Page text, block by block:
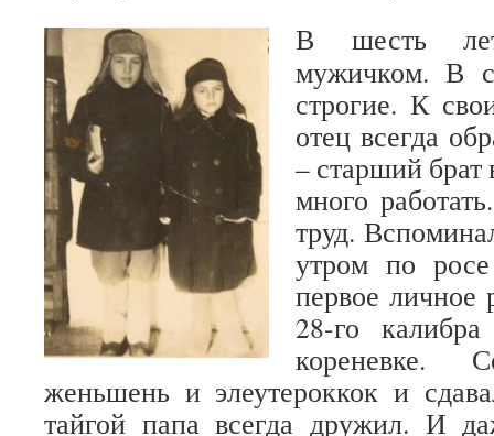
В шесть
мужичком. В
строгие. К
отец всегда
– старший брат
много
труд.
утром по
первое личное
28-го
кореневке.
женьшень и элеутероккок и
тайгой папа всегда дружил. И